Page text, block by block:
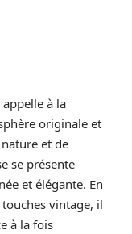
à la
originale et
et de
se présente
et élégante. En
vintage, il
à la fois